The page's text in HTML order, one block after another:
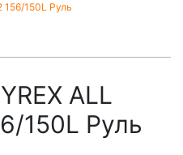
156/150L Руль
ALL
150L Руль